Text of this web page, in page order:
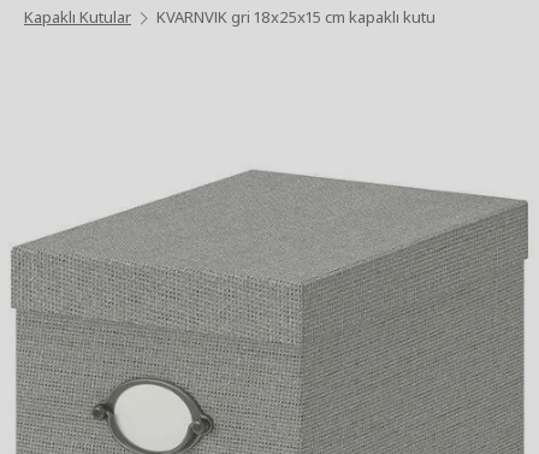
Kapaklı Kutular KVARNVIK gri 18x25x15 cm kapaklı kutu